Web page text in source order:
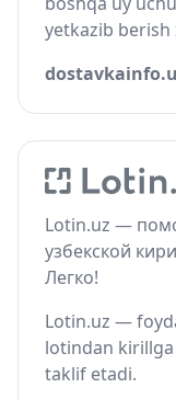
yetkazib berish
Lotin.uz —
узбекской
Легко!
Lotin.uz —
lotindan kirillga
taklif etadi.